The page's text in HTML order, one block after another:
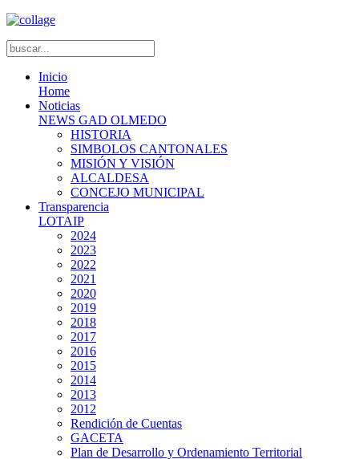
Inicio
Home
Noticias
NEWS GAD OLMEDO
HISTORIA
SIMBOLOS CANTONALES
MISIÓN Y VISIÓN
ALCALDESA
CONCEJO MUNICIPAL
Transparencia
LOTAIP
2024
2023
2022
2021
2020
2019
2018
2017
2016
2015
2014
2013
2012
Rendición de Cuentas
GACETA
Plan de Desarrollo y Ordenamiento Territorial